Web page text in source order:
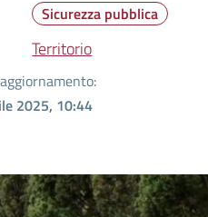
Sicurezza pubblica
Territorio
2025, 10:44